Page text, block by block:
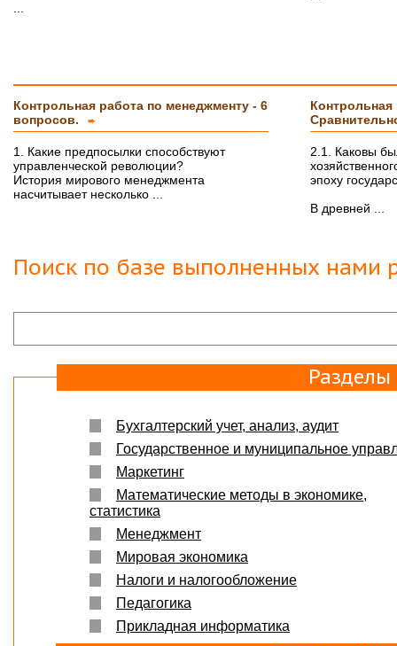
Контрольная работа по менеджменту - 6
вопросов.
➨
1. Какие предпосылки способствуют
управленческой революции?
История мирового менеджмента
насчитывает несколько ...
Контрольная
2.1. Каковы
эпоху
В древней ...
Поиск по базе выполненных нами
Бухгалтерский учет, анализ, аудит
Государственное и муниципальное
Маркетинг
Математические методы в экономике,
статистика
Менеджмент
Мировая экономика
Налоги и налогообложение
Педагогика
Прикладная информатика